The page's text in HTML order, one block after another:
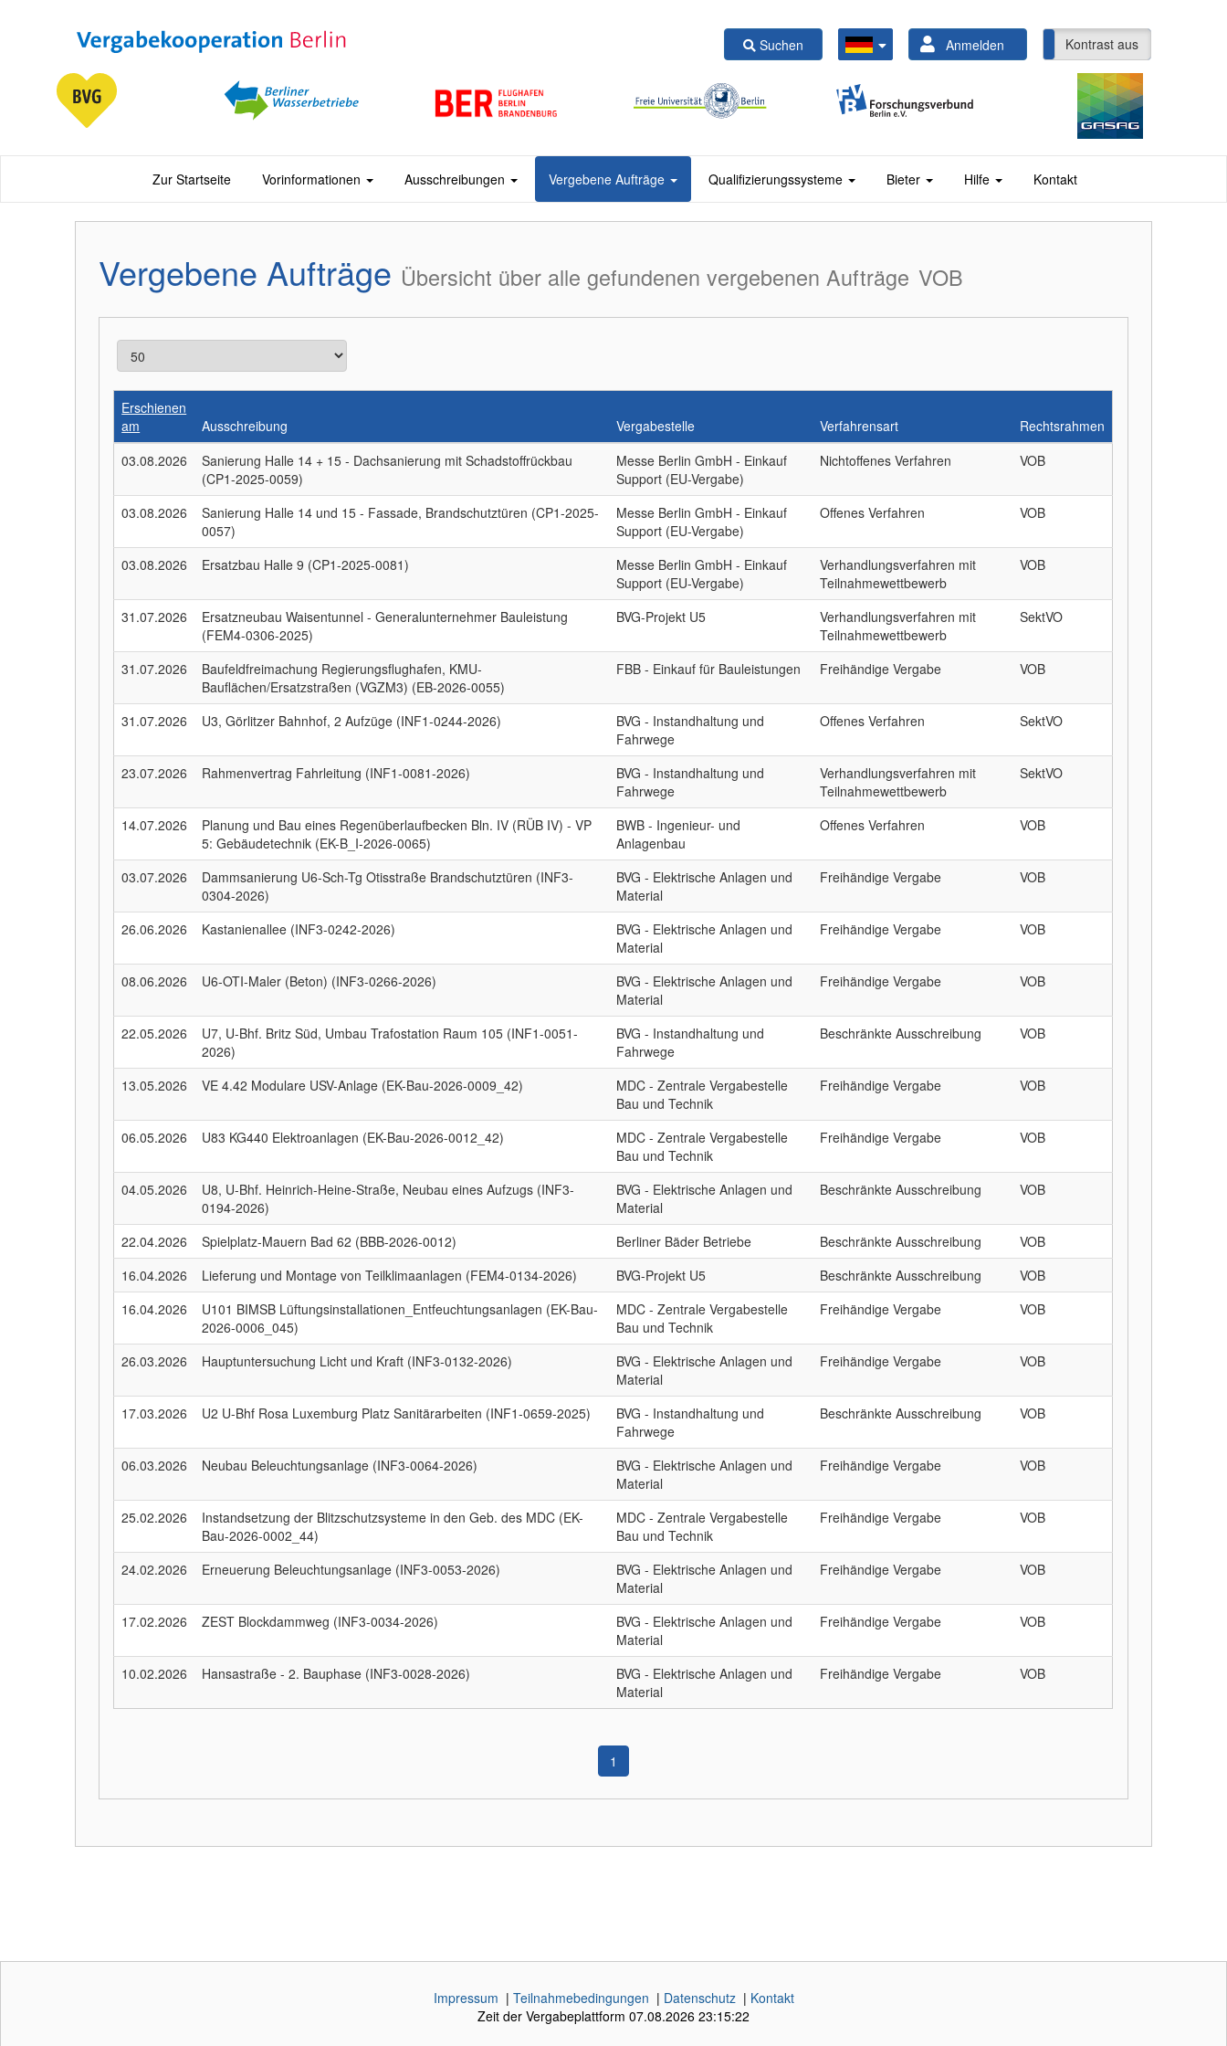
Suchen Anmelden
Kontrast ein Kontrast aus
Zur Startseite Vorinformationen Ausschreibungen Vergebene Aufträge Qualifizierungssysteme Bieter Hilfe Kontakt
Vergebene Aufträge Übersicht über alle gefundenen vergebenen Aufträge VOB
Erschienen
am
Ausschreibung Vergabestelle Verfahrensart
Rechtsrahmen
03.08.2026
Sanierung Halle 14 + 15 - Dachsanierung mit Schadstoffrückbau
(CP1-2025-0059)
Messe Berlin GmbH - Einkauf
Support (EU-Vergabe)
Nichtoffenes Verfahren VOB
03.08.2026
Sanierung Halle 14 und 15 - Fassade, Brandschutztüren (CP1-2025-
0057)
Messe Berlin GmbH - Einkauf
Support (EU-Vergabe)
Offenes Verfahren VOB
03.08.2026 Ersatzbau Halle 9 (CP1-2025-0081)
Messe Berlin GmbH - Einkauf
Support (EU-Vergabe)
Verhandlungsverfahren mit
Teilnahmewettbewerb
VOB
31.07.2026
Ersatzneubau Waisentunnel - Generalunternehmer Bauleistung
(FEM4-0306-2025)
BVG-Projekt U5
Verhandlungsverfahren mit
Teilnahmewettbewerb
SektVO
31.07.2026
Baufeldfreimachung Regierungsflughafen, KMU-
Bauflächen/Ersatzstraßen (VGZM3) (EB-2026-0055)
FBB - Einkauf für Bauleistungen Freihändige Vergabe VOB
31.07.2026 U3, Görlitzer Bahnhof, 2 Aufzüge (INF1-0244-2026)
BVG - Instandhaltung und
Fahrwege
Offenes Verfahren SektVO
23.07.2026 Rahmenvertrag Fahrleitung (INF1-0081-2026)
BVG - Instandhaltung und
Fahrwege
Verhandlungsverfahren mit
Teilnahmewettbewerb
SektVO
14.07.2026
Planung und Bau eines Regenüberlaufbecken Bln. IV (RÜB IV) - VP
5: Gebäudetechnik (EK-B_I-2026-0065)
BWB - Ingenieur- und
Anlagenbau
Offenes Verfahren VOB
03.07.2026
Dammsanierung U6-Sch-Tg Otisstraße Brandschutztüren (INF3-
0304-2026)
BVG - Elektrische Anlagen und
Material
Freihändige Vergabe VOB
26.06.2026 Kastanienallee (INF3-0242-2026)
BVG - Elektrische Anlagen und
Material
Freihändige Vergabe VOB
08.06.2026 U6-OTI-Maler (Beton) (INF3-0266-2026)
BVG - Elektrische Anlagen und
Material
Freihändige Vergabe VOB
22.05.2026
U7, U-Bhf. Britz Süd, Umbau Trafostation Raum 105 (INF1-0051-
2026)
BVG - Instandhaltung und
Fahrwege
Beschränkte Ausschreibung VOB
13.05.2026 VE 4.42 Modulare USV-Anlage (EK-Bau-2026-0009_42)
MDC - Zentrale Vergabestelle
Bau und Technik
Freihändige Vergabe VOB
06.05.2026 U83 KG440 Elektroanlagen (EK-Bau-2026-0012_42)
MDC - Zentrale Vergabestelle
Bau und Technik
Freihändige Vergabe VOB
04.05.2026
U8, U-Bhf. Heinrich-Heine-Straße, Neubau eines Aufzugs (INF3-
0194-2026)
BVG - Elektrische Anlagen und
Material
Beschränkte Ausschreibung VOB
22.04.2026 Spielplatz-Mauern Bad 62 (BBB-2026-0012) Berliner Bäder Betriebe Beschränkte Ausschreibung
VOB
16.04.2026
Lieferung und Montage von Teilklimaanlagen (FEM4-0134-2026) BVG-Projekt U5 Beschränkte Ausschreibung
VOB
16.04.2026
U101 BIMSB Lüftungsinstallationen_Entfeuchtungsanlagen (EK-Bau-
2026-0006_045)
MDC - Zentrale Vergabestelle
Bau und Technik
Freihändige Vergabe VOB
26.03.2026 Hauptuntersuchung Licht und Kraft (INF3-0132-2026)
BVG - Elektrische Anlagen und
Material
Freihändige Vergabe VOB
17.03.2026 U2 U-Bhf Rosa Luxemburg Platz Sanitärarbeiten (INF1-0659-2025)
BVG - Instandhaltung und
Fahrwege
Beschränkte Ausschreibung VOB
06.03.2026 Neubau Beleuchtungsanlage (INF3-0064-2026)
BVG - Elektrische Anlagen und
Material
Freihändige Vergabe VOB
25.02.2026
Instandsetzung der Blitzschutzsysteme in den Geb. des MDC (EK-
Bau-2026-0002_44)
MDC - Zentrale Vergabestelle
Bau und Technik
Freihändige Vergabe VOB
24.02.2026 Erneuerung Beleuchtungsanlage (INF3-0053-2026)
BVG - Elektrische Anlagen und
Material
Freihändige Vergabe VOB
17.02.2026 ZEST Blockdammweg (INF3-0034-2026)
BVG - Elektrische Anlagen und
Material
Freihändige Vergabe VOB
10.02.2026 Hansastraße - 2. Bauphase (INF3-0028-2026)
BVG - Elektrische Anlagen und
Material
Freihändige Vergabe VOB
1
Impressum | Teilnahmebedingungen | Datenschutz| Kontakt
Zeit der Vergabeplattform 07.08.2026 23:15:22